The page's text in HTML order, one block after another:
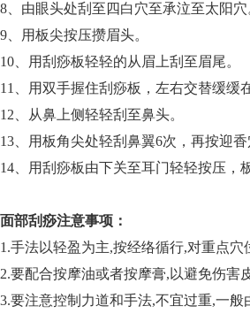
8、由眼头处刮至四白穴至承泣至太阳穴
9、用板尖按压攒眉头。
10、用刮痧板轻轻的从眉上刮至眉尾。
11、用双手握住刮痧板，左右交替缓缓
12、从鼻上侧轻轻刮至鼻头。
13、用板角尖处轻刮鼻翼6次，再按迎香
14、用刮痧板由下关至耳门轻轻按压，
面部刮痧注意事项：
1.手法以轻盈为主,按经络循行,对重点穴
2.要配合按摩油或者按摩膏,以避免伤害
3.要注意控制力道和手法,不宜过重,一